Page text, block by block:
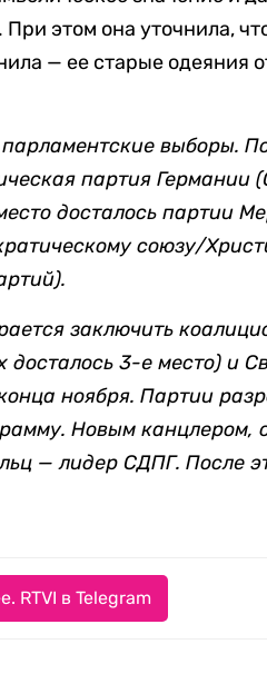
этом она уточнила,
— ее старые одеяния
парламентские выборы.
партия Германии
досталось партии
союзу/
заключить
3-е место) и
ноября. Партии
Новым канцлером,
— лидер СДПГ. После
RTVI в Telegram